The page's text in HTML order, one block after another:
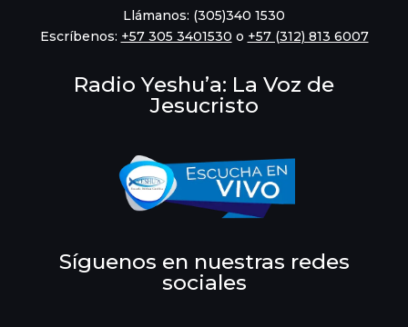
Llámanos: (305)340 1530
Escríbenos: ‪+57 305 3401530‬ o +57 (312) 813 6007
Radio Yeshu’a: La Voz de
Jesucristo
Síguenos en nuestras redes
sociales